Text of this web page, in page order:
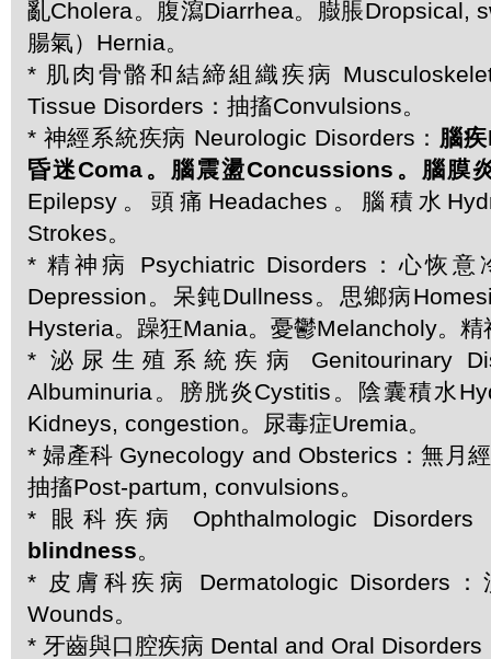
亂Cholera。腹瀉Diarrhea。臌脹Dropsical,
腸氣）Hernia。
* 肌肉骨骼和結締組織疾病
Tissue Disorders：抽搐Convulsions。
* 神經系統疾病 Neurologic Disorders： 腦
昏迷Coma。腦震盪Concussions。腦膜
Epilepsy。頭痛Headaches。腦積水
Strokes。
* 精神病 Psychiatric Disorders：心恢意
Depression。呆鈍Dullness。思鄉病
Hysteria。躁狂Mania。憂鬱Melancholy。精
* 泌尿生殖系統疾病 Genitourinary
Albuminuria。膀胱炎Cystitis。陰囊積水
Kidneys, congestion。尿毒症Uremia。
* 婦產科 Gynecology and Obsterics：無月
抽搐Post-partum, convulsions。
* 眼科疾病 Ophthalmologic Disorders
blindness。
* 皮膚科疾病 Dermatologic Disorders
Wounds。
* 牙齒與口腔疾病 Dental and Oral Disorders